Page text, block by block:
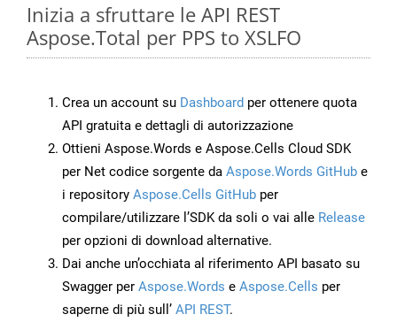
Inizia a sfruttare le API REST
Aspose.Total per PPS to XSLFO
Crea un account su Dashboard per ottenere quota
API gratuita e dettagli di autorizzazione
Ottieni Aspose.Words e Aspose.Cells Cloud SDK
per Net codice sorgente da Aspose.Words GitHub e
i repository Aspose.Cells GitHub per
compilare/utilizzare l’SDK da soli o vai alle Release
per opzioni di download alternative.
Dai anche un’occhiata al riferimento API basato su
Swagger per Aspose.Words e Aspose.Cells per
saperne di più sull’ API REST.